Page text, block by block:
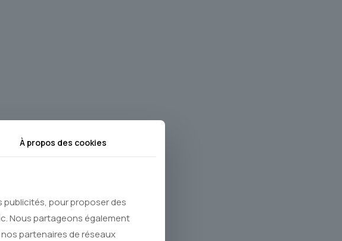
À propos des cookies
pour proposer des
Nous partageons également
partenaires de réseaux